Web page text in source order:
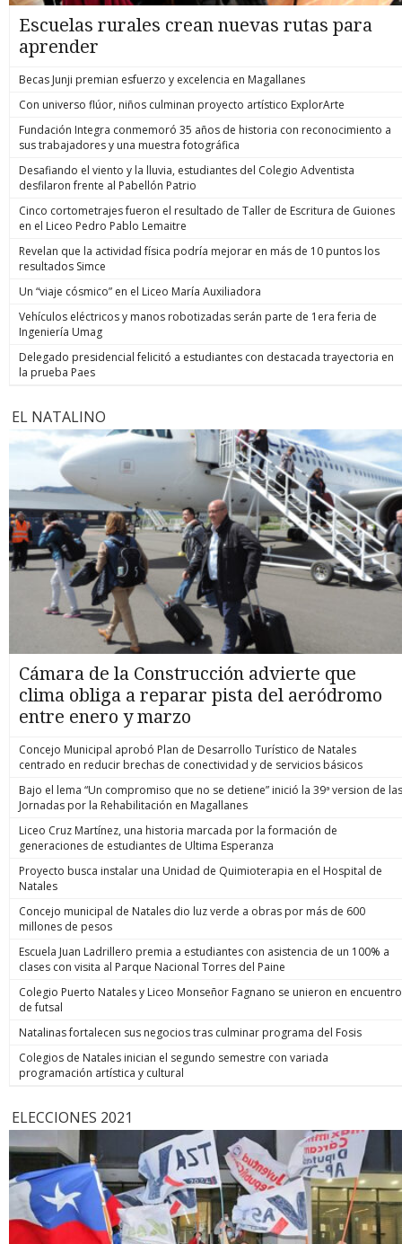
Escuelas rurales crean nuevas rutas para
aprender
Becas Junji premian esfuerzo y excelencia en Magallanes
Con universo flúor, niños culminan proyecto artístico ExplorArte
Fundación Integra conmemoró 35 años de historia con reconocimiento a
sus trabajadores y una muestra fotográfica
Desafiando el viento y la lluvia, estudiantes del Colegio Adventista
desfilaron frente al Pabellón Patrio
Cinco cortometrajes fueron el resultado de Taller de Escritura de Guiones
en el Liceo Pedro Pablo Lemaitre
Revelan que la actividad física podría mejorar en más de 10 puntos los
resultados Simce
Un “viaje cósmico” en el Liceo María Auxiliadora
Vehículos eléctricos y manos robotizadas serán parte de 1era feria de
Ingeniería Umag
Delegado presidencial felicitó a estudiantes con destacada trayectoria en
la prueba Paes
EL NATALINO
Cámara de la Construcción advierte que
clima obliga a reparar pista del aeródromo
entre enero y marzo
Concejo Municipal aprobó Plan de Desarrollo Turístico de Natales
centrado en reducir brechas de conectividad y de servicios básicos
Bajo el lema “Un compromiso que no se detiene” inició la 39ª version de las
Jornadas por la Rehabilitación en Magallanes
Liceo Cruz Martínez, una historia marcada por la formación de
generaciones de estudiantes de Ultima Esperanza
Proyecto busca instalar una Unidad de Quimioterapia en el Hospital de
Natales
Concejo municipal de Natales dio luz verde a obras por más de 600
millones de pesos
Escuela Juan Ladrillero premia a estudiantes con asistencia de un 100% a
clases con visita al Parque Nacional Torres del Paine
Colegio Puerto Natales y Liceo Monseñor Fagnano se unieron en encuentro
de futsal
Natalinas fortalecen sus negocios tras culminar programa del Fosis
Colegios de Natales inician el segundo semestre con variada
programación artística y cultural
ELECCIONES 2021